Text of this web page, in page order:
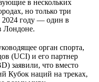
в нескольких
но только три
2024 году — один в
Лондоне.
орган спорта,
(UCI) и его партнер
заявили, что вместо
Кубок наций на треках,